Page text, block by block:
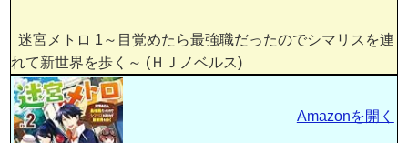
迷宮メトロ 1～目覚めたら最強職だったのでシマリスを連
れて新世界を歩く～ (ＨＪノベルス)
Amazonを開く